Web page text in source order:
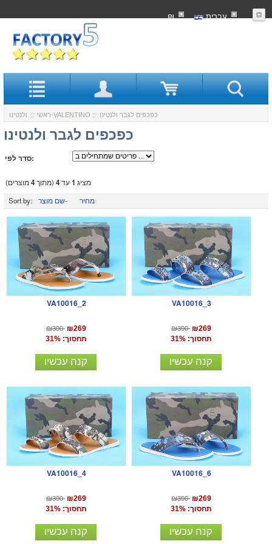
עִברִית ₪
ראשי :: ולנטינו-VALENTINO :: כפכפים לגבר ולנטינו
כפכפים לגבר ולנטינו
סדר לפי:
מציג 1עד4 (מתוך4מוצרים)
Sort by:
שם מוצר- מחיר
VA10016_2
₪390 ₪269
תחסוך: 31%
קנה עכשיו
VA10016_3
₪390 ₪269
תחסוך: 31%
קנה עכשיו
VA10016_4
₪390 ₪269
תחסוך: 31%
קנה עכשיו
VA10016_6
₪390 ₪269
תחסוך: 31%
קנה עכשיו